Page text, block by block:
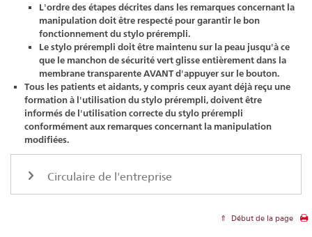
L'ordre des étapes décrites dans les remarques concernant la
manipulation doit être respecté pour garantir le bon
fonctionnement du stylo prérempli.
Le stylo prérempli doit être maintenu sur la peau jusqu'à ce
que le manchon de sécurité vert glisse entièrement dans la
membrane transparente AVANT d'appuyer sur le bouton.
Tous les patients et aidants, y compris ceux ayant déjà reçu une
formation à l'utilisation du stylo prérempli, doivent être
informés de l'utilisation correcte du stylo prérempli
conformément aux remarques concernant la manipulation
modifiées.
Circulaire de l'entreprise
Début de la page